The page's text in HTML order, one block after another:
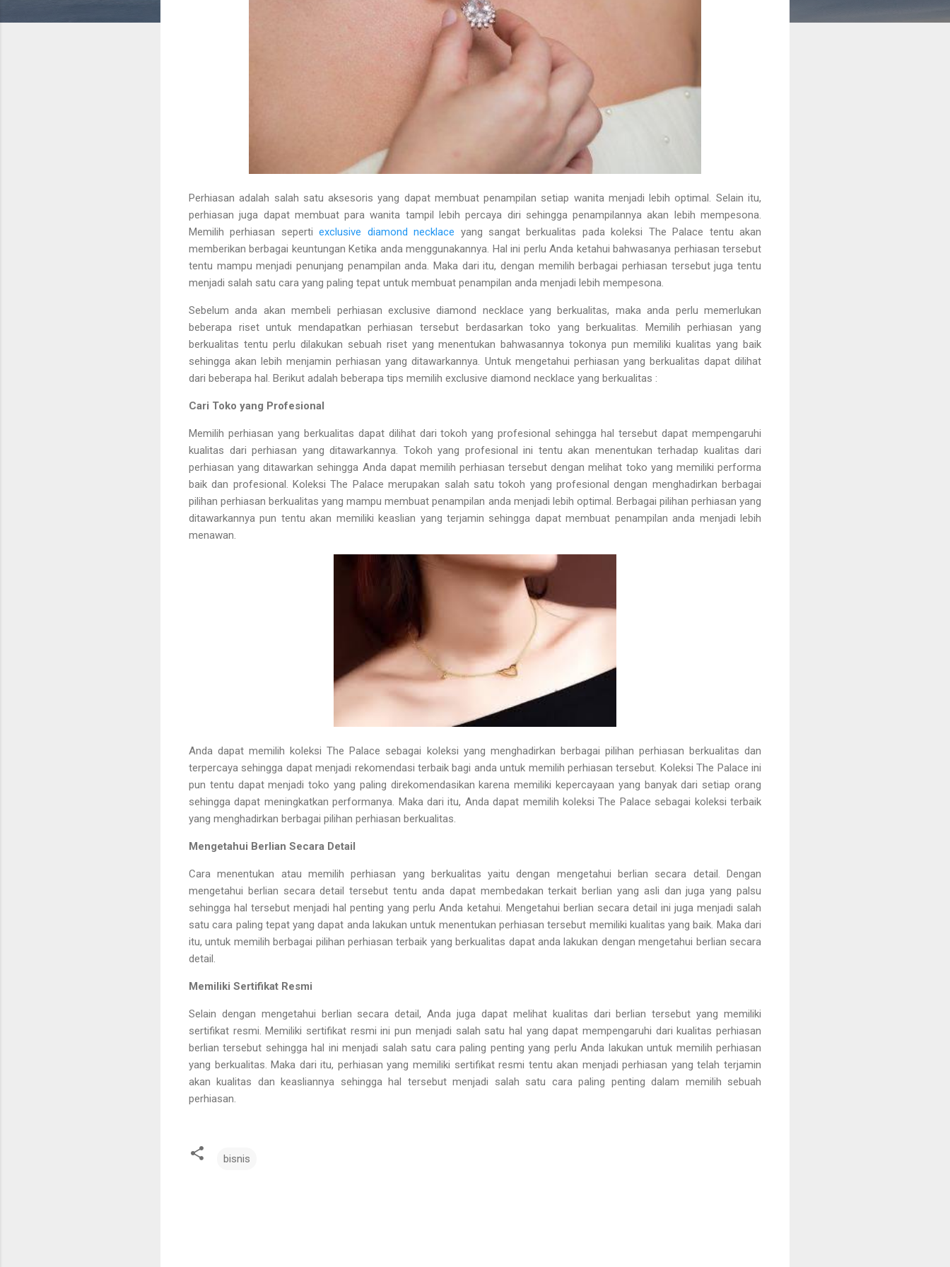
Perhiasan adalah salah satu aksesoris yang dapat membuat penampilan setiap wanita menjadi lebih optimal. Selain itu,
perhiasan juga dapat membuat para wanita tampil lebih percaya diri sehingga penampilannya akan lebih mempesona.
Memilih perhiasan sepertiexclusive diamond necklace yang sangat berkualitas pada koleksi The Palace tentu akan
memberikan berbagai keuntungan Ketika anda menggunakannya. Hal ini perlu Anda ketahui bahwasanya perhiasan tersebut
tentu mampu menjadi penunjang penampilan anda. Maka dari itu, dengan memilih berbagai perhiasan tersebut juga tentu
menjadi salah satu cara yang paling tepat untuk membuat penampilan anda menjadi lebih mempesona.
Sebelum anda akan membeli perhiasan exclusive diamond necklace yang berkualitas, maka anda perlu memerlukan
beberapa riset untuk mendapatkan perhiasan tersebut berdasarkan toko yang berkualitas. Memilih perhiasan yang
berkualitas tentu perlu dilakukan sebuah riset yang menentukan bahwasannya tokonya pun memiliki kualitas yang baik
sehingga akan lebih menjamin perhiasan yang ditawarkannya. Untuk mengetahui perhiasan yang berkualitas dapat dilihat
dari beberapa hal. Berikut adalah beberapa tips memilih exclusive diamond necklace yang berkualitas :
Cari Toko yang Profesional
Memilih perhiasan yang berkualitas dapat dilihat dari tokoh yang profesional sehingga hal tersebut dapat mempengaruhi
kualitas dari perhiasan yang ditawarkannya. Tokoh yang profesional ini tentu akan menentukan terhadap kualitas dari
perhiasan yang ditawarkan sehingga Anda dapat memilih perhiasan tersebut dengan melihat toko yang memiliki performa
baik dan profesional. Koleksi The Palace merupakan salah satu tokoh yang profesional dengan menghadirkan berbagai
pilihan perhiasan berkualitas yang mampu membuat penampilan anda menjadi lebih optimal. Berbagai pilihan perhiasan yang
ditawarkannya pun tentu akan memiliki keaslian yang terjamin sehingga dapat membuat penampilan anda menjadi lebih
menawan.
Anda dapat memilih koleksi The Palace sebagai koleksi yang menghadirkan berbagai pilihan perhiasan berkualitas dan
terpercaya sehingga dapat menjadi rekomendasi terbaik bagi anda untuk memilih perhiasan tersebut. Koleksi The Palace ini
pun tentu dapat menjadi toko yang paling direkomendasikan karena memiliki kepercayaan yang banyak dari setiap orang
sehingga dapat meningkatkan performanya. Maka dari itu, Anda dapat memilih koleksi The Palace sebagai koleksi terbaik
yang menghadirkan berbagai pilihan perhiasan berkualitas.
Mengetahui Berlian Secara Detail
Cara menentukan atau memilih perhiasan yang berkualitas yaitu dengan mengetahui berlian secara detail. Dengan
mengetahui berlian secara detail tersebut tentu anda dapat membedakan terkait berlian yang asli dan juga yang palsu
sehingga hal tersebut menjadi hal penting yang perlu Anda ketahui. Mengetahui berlian secara detail ini juga menjadi salah
satu cara paling tepat yang dapat anda lakukan untuk menentukan perhiasan tersebut memiliki kualitas yang baik. Maka dari
itu, untuk memilih berbagai pilihan perhiasan terbaik yang berkualitas dapat anda lakukan dengan mengetahui berlian secara
detail.
Memiliki Sertifikat Resmi
Selain dengan mengetahui berlian secara detail, Anda juga dapat melihat kualitas dari berlian tersebut yang memiliki
sertifikat resmi. Memiliki sertifikat resmi ini pun menjadi salah satu hal yang dapat mempengaruhi dari kualitas perhiasan
berlian tersebut sehingga hal ini menjadi salah satu cara paling penting yang perlu Anda lakukan untuk memilih perhiasan
yang berkualitas. Maka dari itu, perhiasan yang memiliki sertifikat resmi tentu akan menjadi perhiasan yang telah terjamin
akan kualitas dan keasliannya sehingga hal tersebut menjadi salah satu cara paling penting dalam memilih sebuah
perhiasan.
bisnis